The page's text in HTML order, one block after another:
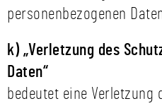
personenbezogenen
k) „Verletzung des
Daten“
bedeutet eine